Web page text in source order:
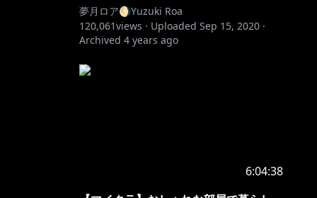
夢月ロア🌖Yuzuki Roa
120,061views · Uploaded Sep 15, 2020 ·
Archived 4 years ago
6:04:38